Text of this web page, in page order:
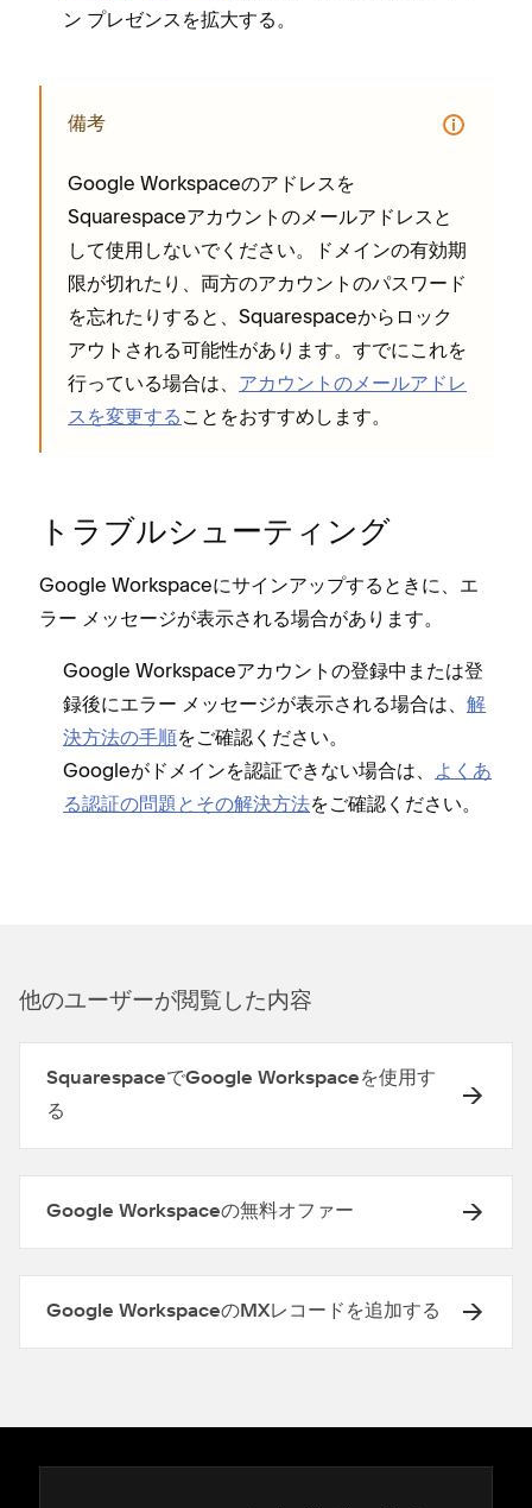
ン プレゼンスを拡大する⁠。
備考
Google Workspaceのアドレスを
Squarespaceアカウントのメ⁠ールアドレスと
して使用しないでください⁠。ドメインの有効期
限が切れたり⁠、両方のアカウントのパスワ⁠ード
を忘れたりすると⁠、Squarespaceからロ⁠ック
アウトされる可能性があります⁠。すでにこれを
行⁠っている場合は⁠、 アカウントのメ⁠ールアドレ
スを変更する ことをおすすめします⁠。
トラブルシ⁠ュ⁠ーテ⁠ィング
Google Workspaceにサインア⁠ップするときに⁠、エ
ラ⁠ー メ⁠ッセ⁠ージが表示される場合があります⁠。
Google Workspaceアカウントの登録中または登
録後にエラ⁠ー メ⁠ッセ⁠ージが表示される場合は⁠、 解
決方法の手順をご確認ください⁠。
Googleがドメインを認証できない場合は⁠、 よくあ
る認証の問題とその解決方法をご確認ください⁠。
他のユ⁠ーザ⁠ーが閲覧した内容
SquarespaceでGoogle Workspaceを使用す
る
Google Workspaceの無料オファー
Google WorkspaceのMXレコードを追加する